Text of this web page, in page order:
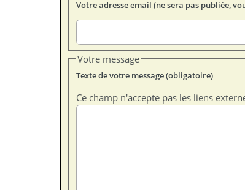
Votre adresse email (ne sera pas publiée,
Votre message
Texte de votre message (obligatoire)
Ce champ n'accepte pas les liens